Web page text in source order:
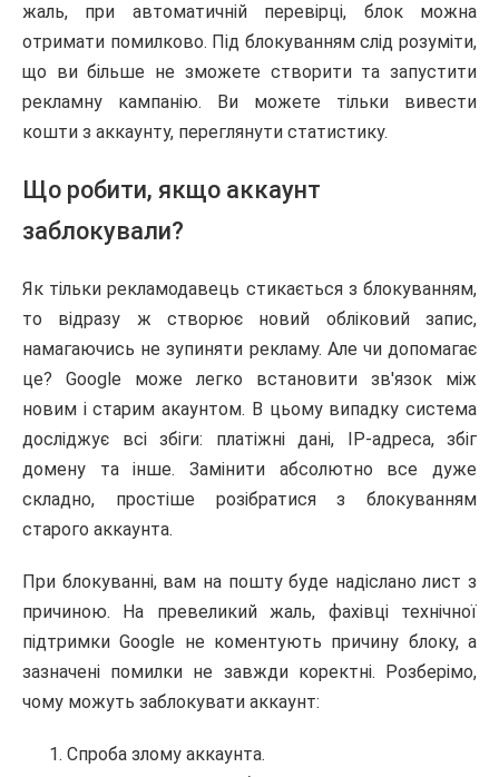
жаль, при автоматичній перевірці, блок можна
отримати помилково. Під блокуванням слід розуміти,
що ви більше не зможете створити та запустити
рекламну кампанію. Ви можете тільки вивести
кошти з аккаунту, переглянути статистику.
Що робити, якщо аккаунт
заблокували?
Як тільки рекламодавець стикається з блокуванням,
то відразу ж створює новий обліковий запис,
намагаючись не зупиняти рекламу. Але чи допомагає
це? Google може легко встановити зв'язок між
новим і старим акаунтом. В цьому випадку система
досліджує всі збіги: платіжні дані, IP-адреса, збіг
домену та інше. Замінити абсолютно все дуже
складно, простіше розібратися з блокуванням
старого аккаунта.
При блокуванні, вам на пошту буде надіслано лист з
причиною. На превеликий жаль, фахівці технічної
підтримки Google не коментують причину блоку, а
зазначені помилки не завжди коректні. Розберімо,
чому можуть заблокувати аккаунт:
Спроба злому аккаунта.